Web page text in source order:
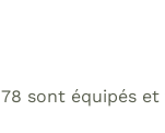
sont équipés